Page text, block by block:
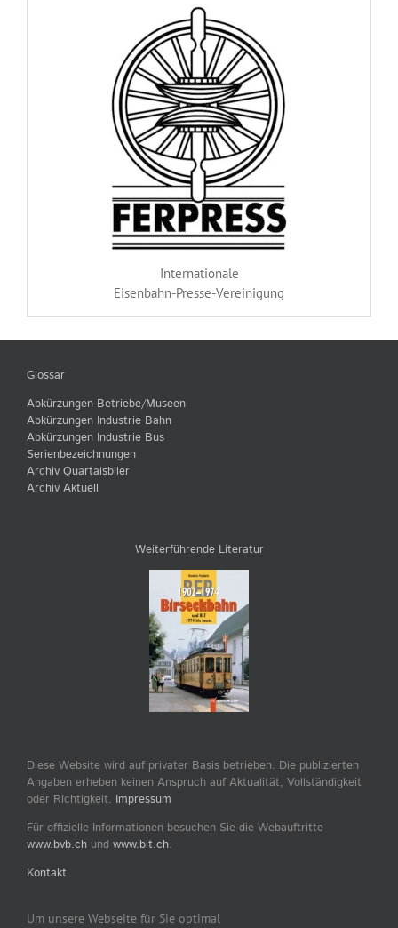
Internationale
Eisenbahn-Presse-Vereinigung
Glossar
Abkürzungen Betriebe/Museen
Abkürzungen Industrie Bahn
Abkürzungen Industrie Bus
Serienbezeichnungen
Archiv Quartalsbiler
Archiv Aktuell
Weiterführende Literatur
Diese Website wird auf privater Basis betrieben. Die publizierten
Angaben erheben keinen Anspruch auf Aktualität, Vollständigkeit
oder Richtigkeit. Impressum
Für offizielle Informationen besuchen Sie die Webauftritte
www.bvb.ch und www.blt.ch.
Kontakt
Um unsere Webseite für Sie optimal